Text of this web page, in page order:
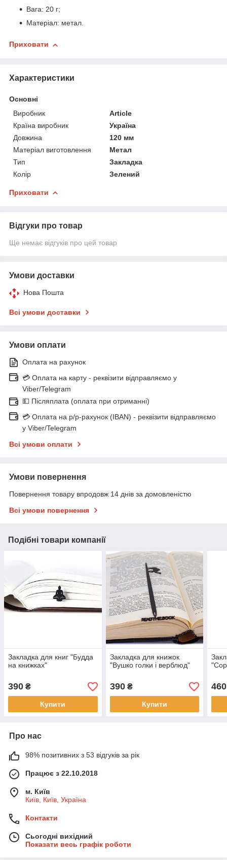
Вага: 20 г;
Матеріал: метал.
Приховати
Характеристики
Основні
Виробник
Article
Країна виробник
Україна
Довжина
120 мм
Матеріал виготовлення
Метал
Тип
Закладка
Колір
Зелений
Приховати
Відгуки про товар
Ще немає відгуків про цей товар
Умови доставки
Нова Пошта
Всі умови доставки
Умови оплати
Оплата на рахунок
💳 Оплата на карту - реквізити відправляємо у
Viber/Telegram
💵 Післяплата (оплата при отриманні)
💳 Оплата на р/р-рахунок (IBAN) - реквізити відправляємо
у Viber/Telegram
Всі умови оплати
Умови повернення
Повернення товару впродовж 14 днів за домовленістю
Всі умови повернення
Подібні товари компанії
Закладка для книг "Будда
на книжках"
390 ₴
Купити
Закладка для книжок
"Вушко голки і верблюд"
390₴
Купити
460
Про нас
98% позитивних з 53 відгуків за рік
Працює з 22.10.2018
м. Київ
Київ, Київ, Україна
Контакти
Сьогодні вихідний
Показати весь графік роботи